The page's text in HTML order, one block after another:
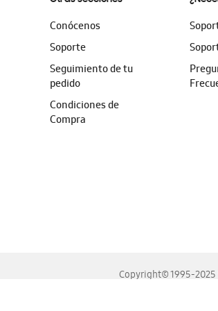
Conócenos
Soporte
Seguimiento de tu
pedido
Condiciones de
Compra
Copyright© 1995-2025